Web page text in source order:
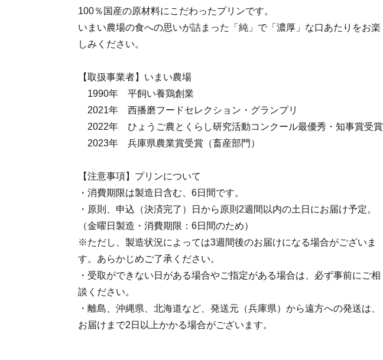
100％国産の原材料にこだわったプリンです。
いまい農場の食への思いが詰まった「純」で「濃厚」な口あたりをお楽
しみください。
【取扱事業者】いまい農場
1990年 平飼い養鶏創業
2021年 西播磨フードセレクション・グランプリ
2022年 ひょうご農とくらし研究活動コンクール最優秀・知事賞受賞
2023年 兵庫県農業賞受賞（畜産部門）
【注意事項】プリンについて
・消費期限は製造日含む、6日間です。
・原則、申込（決済完了）日から原則2週間以内の土日にお届け予定。
（金曜日製造・消費期限：6日間のため）
※ただし、製造状況によっては3週間後のお届けになる場合がございま
す。あらかじめご了承ください。
・受取ができない日がある場合やご指定がある場合は、必ず事前にご相
談ください。
・離島、沖縄県、北海道など、発送元（兵庫県）から遠方への発送は、
お届けまで2日以上かかる場合がございます。